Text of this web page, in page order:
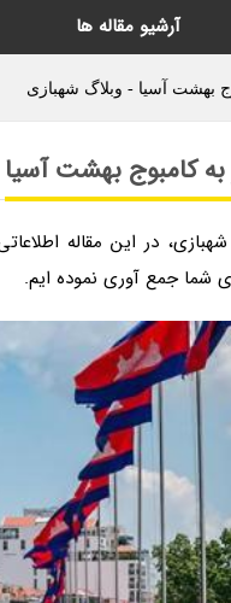
بهشت آسیا - وبلاگ شهبازی
کامبوج بهشت آسیا
در این مقاله
شما جمع آوری نموده ایم.
آرشیو مقاله ها